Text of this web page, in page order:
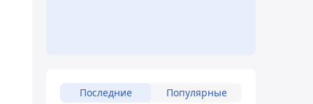
Последние Популярные